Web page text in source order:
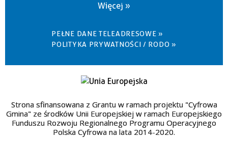
Więcej »
PEŁNE DANE TELEADRESOWE »
POLITYKA PRYWATNOŚCI / RODO »
Strona sfinansowana z Grantu w ramach projektu "Cyfrowa
Gmina" ze środków Unii Europejskiej w ramach Europejskiego
Funduszu Rozwoju Regionalnego Programu Operacyjnego
Polska Cyfrowa na lata 2014-2020.